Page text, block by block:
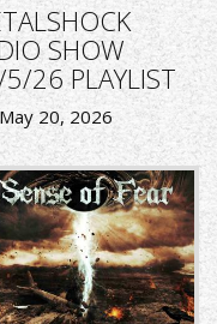
SHOW
26 PLAYLIST
May 20, 2026